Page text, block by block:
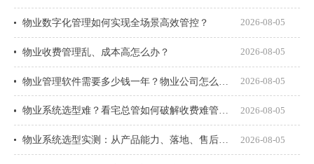
物业数字化管理如何实现全场景高效管控？ 2026-08-05
物业收费管理乱、成本高怎么办？ 2026-08-05
2026-08-05
物业系统选型难？看宅总管如何破解收费难管理乱 2026-08-05
2026-08-05